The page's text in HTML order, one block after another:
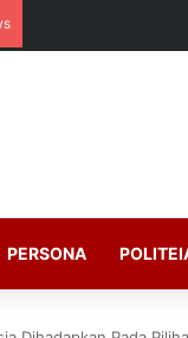
PERSONA